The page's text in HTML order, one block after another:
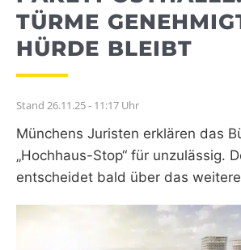
TÜRME
HÜRDE BLEIBT
Stand 26.11.25 - 11:17 Uhr
Münchens Juristen erklären das
„Hochhaus-Stop“ für unzulässig.
entscheidet bald über das